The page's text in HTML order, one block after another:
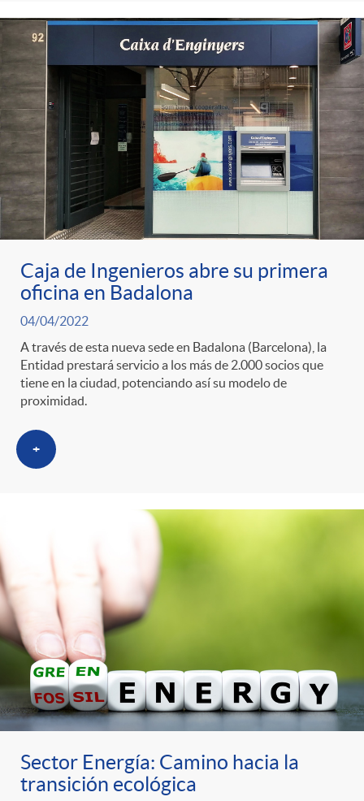
Caja de Ingenieros abre su primera
oficina en Badalona
04/04/2022
A través de esta nueva sede en Badalona (Barcelona), la
Entidad prestará servicio a los más de 2.000 socios que
tiene en la ciudad, potenciando así su modelo de
proximidad.
+
Sector Energía: Camino hacia la
transición ecológica